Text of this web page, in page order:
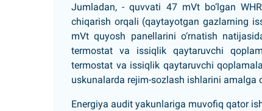
Jumladan, - quvvati 47 mVt bo‘lgan
chiqarish orqali (qaytayotgan gazlarning
mVt quyosh panellarini o‘rnatish
termostat va issiqlik qaytaruvchi
termostat va issiqlik qaytaruvchi
uskunalarda rejim-sozlash ishlarini amalga
Energiya audit yakunlariga muvofiq qator